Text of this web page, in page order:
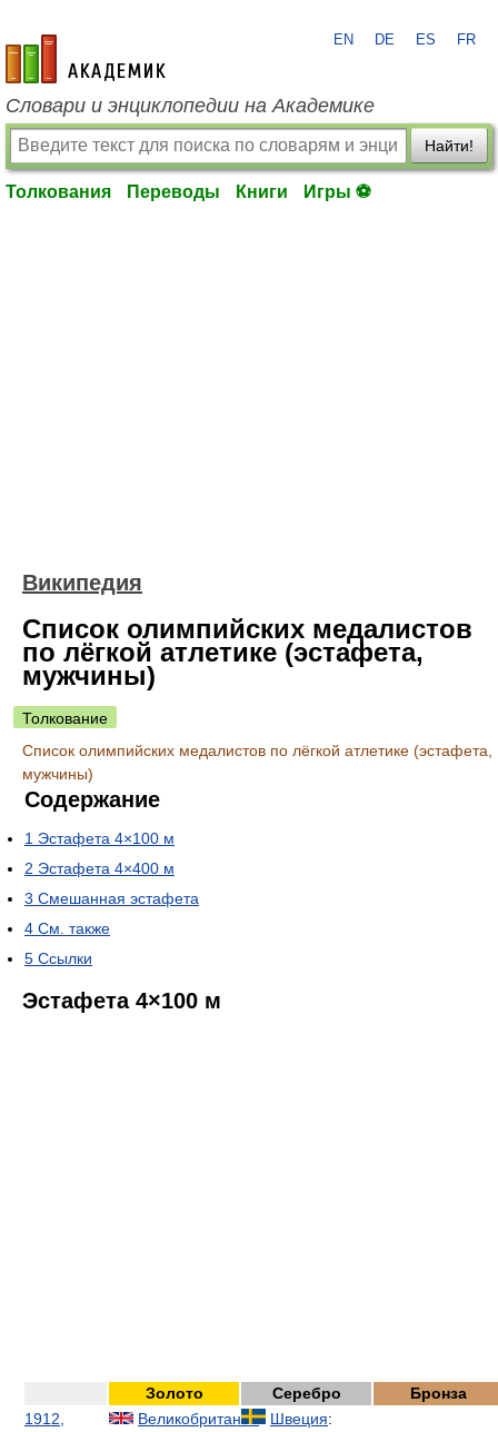
academic.ru
EN DE ES FR
Словари и энциклопедии на Академике
Найти!
Толкования Переводы Книги Игры ⚽
Википедия
Список олимпийских медалистов
по лёгкой атлетике (эстафета,
мужчины)
Толкование
Список олимпийских медалистов по лёгкой атлетике (эстафета,
мужчины)
Содержание
1 Эстафета 4×100 м
2 Эстафета 4×400 м
3 Смешанная эстафета
4 См. также
5 Ссылки
Эстафета 4×100 м
Золото Серебро
Бронза
1912,
Великобритания: Швеция: